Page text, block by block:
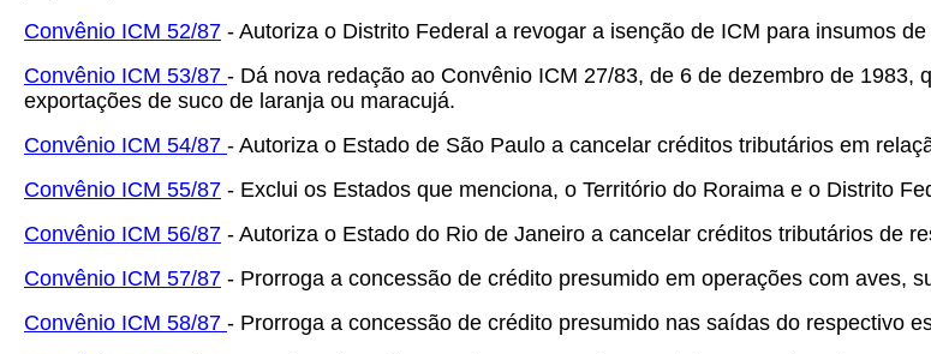
Convênio ICM 52/87 - Autoriza o Distrito Federal a revogar a isenção de ICM para insumos de
Convênio ICM 53/87 - Dá nova redação ao Convênio ICM 27/83, de 6 de dezembro de
exportações de suco de laranja ou maracujá.
Convênio ICM 54/87 - Autoriza o Estado de São Paulo a cancelar créditos tributários em
Convênio ICM 55/87 - Exclui os Estados que menciona, o Território do Roraima e o Distrito
Convênio ICM 56/87 - Autoriza o Estado do Rio de Janeiro a cancelar créditos tributários de
Convênio ICM 57/87 - Prorroga a concessão de crédito presumido em operações com aves,
Convênio ICM 58/87 - Prorroga a concessão de crédito presumido nas saídas do respectivo